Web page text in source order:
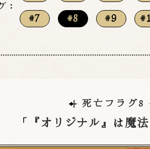
：
#7 #8 #9
死亡フラグ8
「『オリジナル』は魔法